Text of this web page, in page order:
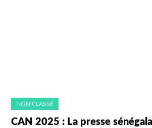
NON CLASSÉ
CAN 2025 : La presse